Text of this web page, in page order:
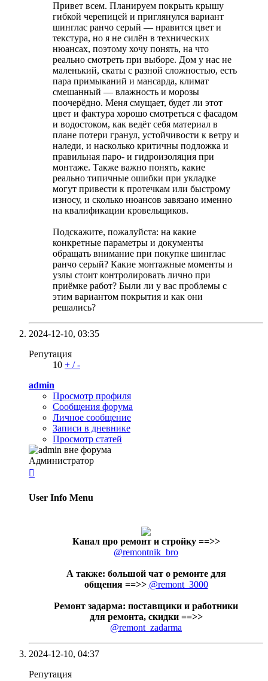
Привет всем. Планируем покрыть крышу
гибкой черепицей и приглянулся вариант
шинглас ранчо серый — нравится цвет и
текстура, но я не силён в технических
нюансах, поэтому хочу понять, на что
реально смотреть при выборе. Дом у нас не
маленький, скаты с разной сложностью, есть
пара примыканий и мансарда, климат
смешанный — влажность и морозы
поочерёдно. Меня смущает, будет ли этот
цвет и фактура хорошо смотреться с фасадом
и водостоком, как ведёт себя материал в
плане потери гранул, устойчивости к ветру и
наледи, и насколько критичны подложка и
правильная паро- и гидроизоляция при
монтаже. Также важно понять, какие
реально типичные ошибки при укладке
могут привести к протечкам или быстрому
износу, и сколько нюансов завязано именно
на квалификации кровельщиков.
Подскажите, пожалуйста: на какие
конкретные параметры и документы
обращать внимание при покупке шинглас
ранчо серый? Какие монтажные моменты и
узлы стоит контролировать лично при
приёмке работ? Были ли у вас проблемы с
этим вариантом покрытия и как они
решались?
2024-12-10, 03:35
Репутация
10 + /-
admin
Просмотр профиля
Сообщения форума
Личное сообщение
Записи в дневнике
Просмотр статей
Администратор

User Info Menu
Канал про ремонт и стройку ==>>
@remontnik_bro
А также: большой чат о ремонте для
общения ==>> @remont_3000
Ремонт задарма: поставщики и работники
для ремонта, скидки ==>>
@remont_zadarma
2024-12-10, 04:37
Репутация